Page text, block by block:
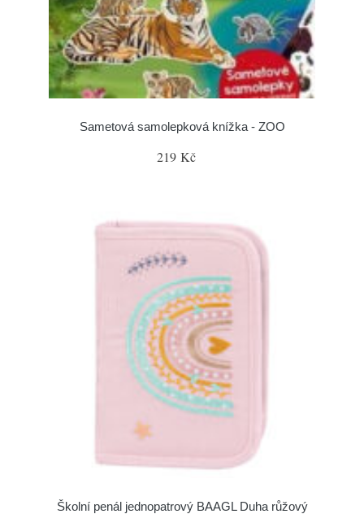
Sametová samolepková knížka - ZOO
219 Kč
Školní penál jednopatrový BAAGL Duha růžový